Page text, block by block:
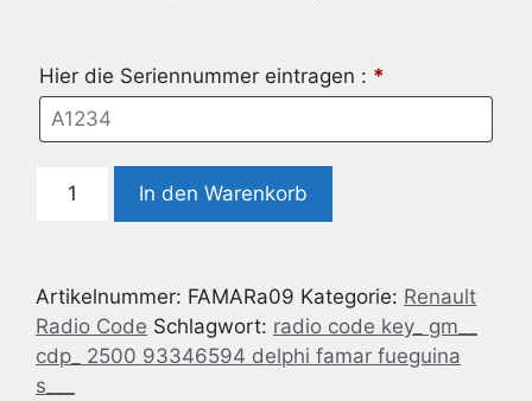
Hier die Seriennummer eintragen : *
Code
GM
CDP
2500
93346594
In den Warenkorb
Artikelnummer: FAMARa09 Kategorie: Renault
Radio Code Schlagwort: radio code key_ gm__
cdp_ 2500 93346594 delphi famar fueguina
s___